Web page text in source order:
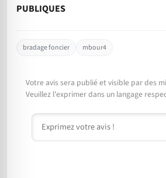
PUBLIQUES
bradage foncier mbour4
Votre avis sera publié et visible par des
Veuillez l'exprimer dans un langage
Commentaire